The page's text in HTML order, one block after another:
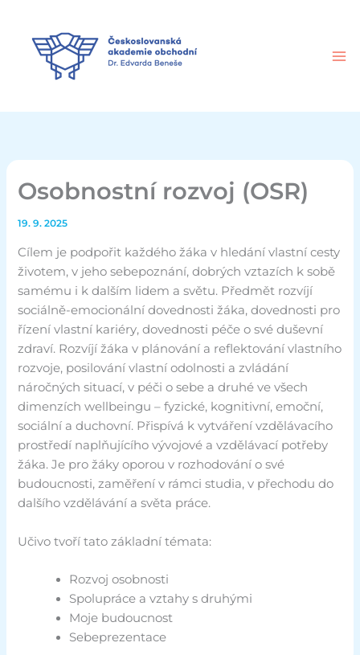
obsah
Osobnostní rozvoj (OSR)
19. 9. 2025
Cílem je podpořit každého žáka v hledání vlastní cesty
životem, v jeho sebepoznání, dobrých vztazích k sobě
samému i k dalším lidem a světu. Předmět rozvíjí
sociálně-emocionální dovednosti žáka, dovednosti pro
řízení vlastní kariéry, dovednosti péče o své duševní
zdraví. Rozvíjí žáka v plánování a reflektování vlastního
rozvoje, posilování vlastní odolnosti a zvládání
náročných situací, v péči o sebe a druhé ve všech
dimenzích wellbeingu – fyzické, kognitivní, emoční,
sociální a duchovní. Přispívá k vytváření vzdělávacího
prostředí naplňujícího vývojové a vzdělávací potřeby
žáka. Je pro žáky oporou v rozhodování o své
budoucnosti, zaměření v rámci studia, v přechodu do
dalšího vzdělávání a světa práce.
Učivo tvoří tato základní témata:
Rozvoj osobnosti
Spolupráce a vztahy s druhými
Moje budoucnost
Sebeprezentace